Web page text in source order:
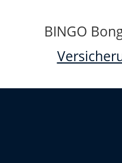
BINGO